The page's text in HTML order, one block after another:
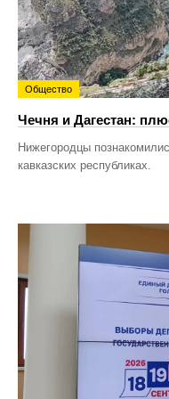
Общество
Чечня и Дагестан:
Нижегородцы
кавказских республиках.